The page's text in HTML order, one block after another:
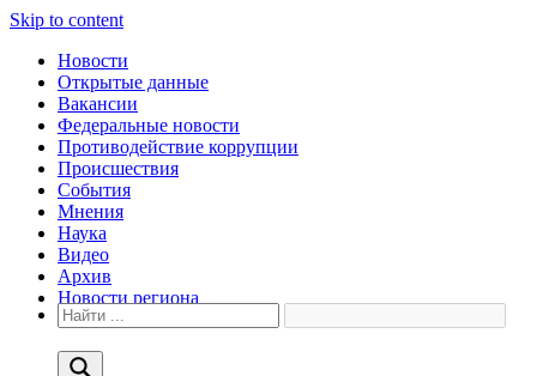
Skip to content
Новости
Открытые данные
Вакансии
Федеральные новости
Противодействие коррупции
Происшествия
События
Мнения
Наука
Видео
Архив
Новости региона